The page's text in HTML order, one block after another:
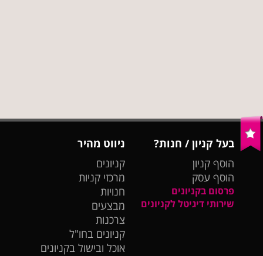
בעל קניון / חנות?
הוסף קניון
הוסף עסק
פרסום בקניונים
שירותי דיגיטל לקניונים
ניווט מהיר
קניונים
מרכזי קניות
חנויות
מבצעים
צרכנות
קניונים בחו"ל
אוכל ובישול בקניונים